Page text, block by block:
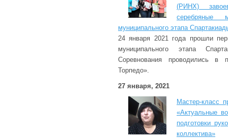
(РИНХ)
серебряные
муниципального этапа
24 января 2021 года прошли
муниципального этапа
Соревнования проводились в
Торпедо».
27 января, 2021
Мастер-класс
«Актуальные
подготовки
коллектива»